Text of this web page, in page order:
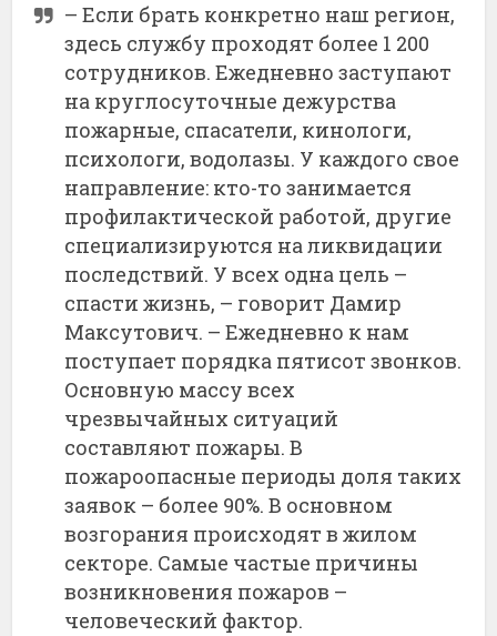
– Если брать конкретно наш регион,
здесь службу проходят более 1 200
сотрудников. Ежедневно заступают
на круглосуточные дежурства
пожарные, спасатели, кинологи,
психологи, водолазы. У каждого свое
направление: кто-то занимается
профилактической работой, другие
специализируются на ликвидации
последствий. У всех одна цель –
спасти жизнь, – говорит Дамир
Максутович. – Ежедневно к нам
поступает порядка пятисот звонков.
Основную массу всех
чрезвычайных ситуаций
составляют пожары. В
пожароопасные периоды доля таких
заявок – более 90%. В основном
возгорания происходят в жилом
секторе. Самые частые причины
возникновения пожаров –
человеческий фактор.